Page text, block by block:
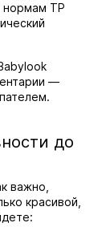
нормам ТР
—
до
важно,
красивой,